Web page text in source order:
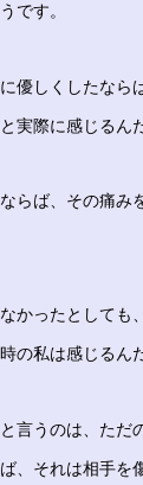
です。
優しくしたなら
実際に感じるん
らば、その痛み
かったとしても
の私は感じるん
言うのは、ただ
、それは相手を